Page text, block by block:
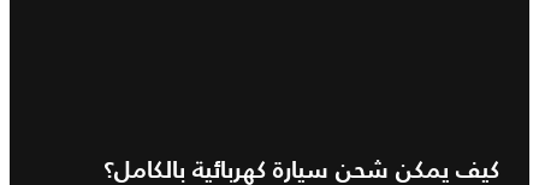
كيف يمكن شحن سيارة كهربائية بالكامل؟